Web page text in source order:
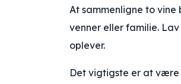
At sammenligne to
venner eller familie.
oplever.
Det vigtigste er at være